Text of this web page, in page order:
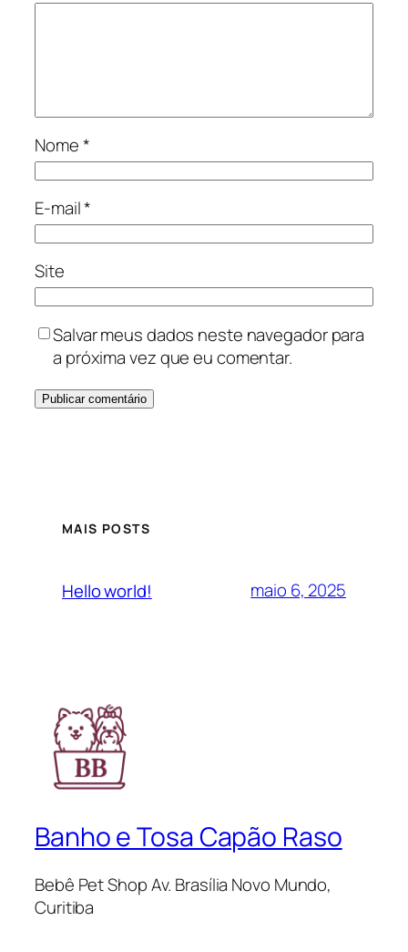
Nome*
E-mail*
Site
Salvar meus dados neste navegador para
a próxima vez que eu comentar.
MAIS POSTS
Hello world! maio 6, 2025
Banho e Tosa Capão Raso
Bebê Pet Shop Av. Brasília Novo Mundo,
Curitiba